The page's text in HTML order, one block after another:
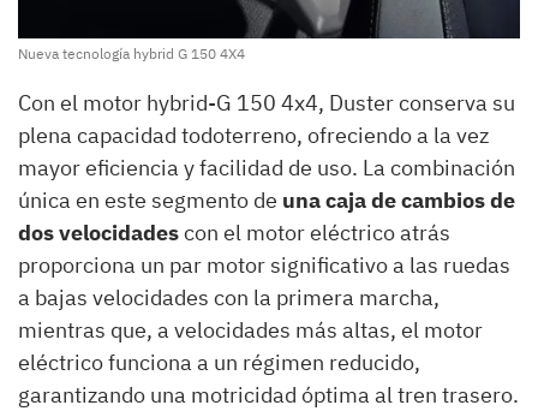
Nueva tecnología hybrid G 150 4X4
Con el motor hybrid-G 150 4x4, Duster conserva su
plena capacidad todoterreno, ofreciendo a la vez
mayor eficiencia y facilidad de uso. La combinación
única en este segmento de una caja de cambios de
dos velocidadescon el motor eléctrico atrás
proporciona un par motor significativo a las ruedas
a bajas velocidades con la primera marcha,
mientras que, a velocidades más altas, el motor
eléctrico funciona a un régimen reducido,
garantizando una motricidad óptima al tren trasero.